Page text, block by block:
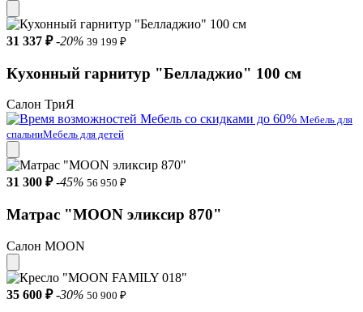
31 337 ₽ -20% 39 199 ₽
Кухонный гарнитур "Белладжио" 100 см
Салон ТриЯ
Мебель со скидками до 60% Мебель для
спальниМебель для детей
31 300 ₽ -45% 56 950 ₽
Матрас "MOON эликсир 870"
Салон MOON
35 600 ₽ -30% 50 900 ₽